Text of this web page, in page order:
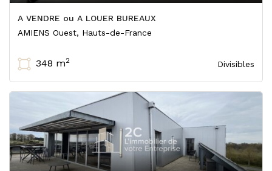
A VENDRE ou A LOUER BUREAUX
Divisibles
AMIENS Ouest, Hauts-de-France
348 m2